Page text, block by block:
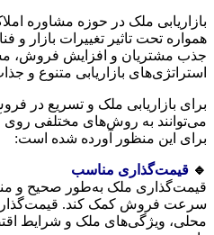
بازاریابی ملک در حوزه مشاوره
همواره تحت تاثیر تغییرات بازار و
جذب مشتریان و افزایش فروش،
استراتژی‌های بازاریابی متنوع و
برای بازاریابی ملک و تسریع در
می‌توانند به روش‌های مختلفی روی
برای این منظور آورده شده است:
🔹 قیمت‌گذاری مناسب
قیمت‌گذاری ملک به‌طور صحیح و
سرعت فروش کمک کند. قیمت‌گذاری
محلی، ویژگی‌های ملک و شرایط